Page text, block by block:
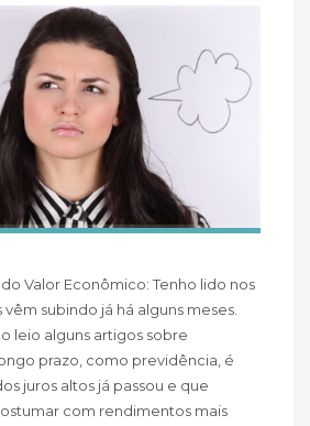
Valor Econômico: Tenho lido nos
subindo já há alguns meses.
leio alguns artigos sobre
prazo, como previdência, é
juros altos já passou e que
com rendimentos mais